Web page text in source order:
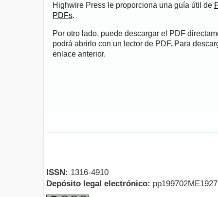
Highwire Press le proporciona una guía útil de
PDFs.
Por otro lado, puede descargar el PDF
podrá abrirlo con un lector de PDF. Para
enlace anterior.
ISSN: 1316-4910
Depósito legal electrónico: